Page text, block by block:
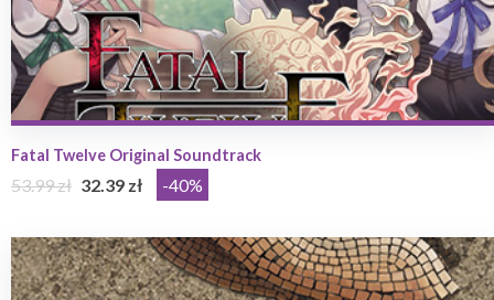
Fatal Twelve Original Soundtrack
53.99 zł 32.39 zł -40%